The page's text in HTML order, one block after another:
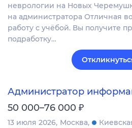
неврологии на Новых
на администратора Отличная
работу с учёбой. Вы получите
подработку…
Администратор
50 000–76 000 ₽
13 июля 2026 Москва